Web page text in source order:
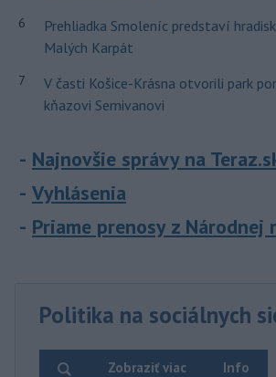
6
Prehliadka Smoleníc predstaví
Malých Karpát
7
V časti Košice-Krásna otvorili park
kňazovi Semivanovi
Najnovšie správy na
Vyhlásenia
Priame prenosy z Národnej
Politika na sociálnych
Info
Zobraziť viac